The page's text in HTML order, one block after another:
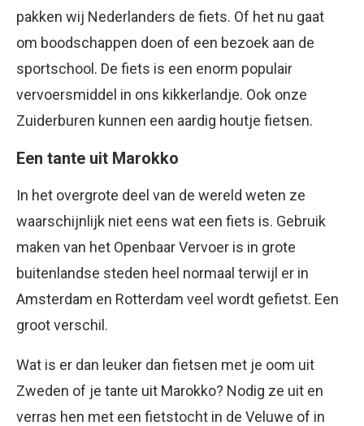
pakken wij Nederlanders de fiets. Of het nu gaat
om boodschappen doen of een bezoek aan de
sportschool. De fiets is een enorm populair
vervoersmiddel in ons kikkerlandje. Ook onze
Zuiderburen kunnen een aardig houtje fietsen.
Een tante uit Marokko
In het overgrote deel van de wereld weten ze
waarschijnlijk niet eens wat een fiets is. Gebruik
maken van het Openbaar Vervoer is in grote
buitenlandse steden heel normaal terwijl er in
Amsterdam en Rotterdam veel wordt gefietst. Een
groot verschil.
Wat is er dan leuker dan fietsen met je oom uit
Zweden of je tante uit Marokko? Nodig ze uit en
verras hen met een fietstocht in de Veluwe of in